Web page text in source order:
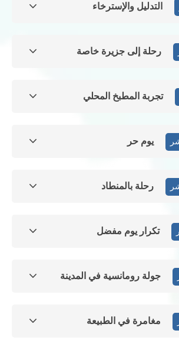
التدليل والإسترخاء
رحلة إلى جزيرة خاصة
تجربة المطبخ المحلي
يوم حر
رحلة بالمنطاد
تكرار يوم مفضل
جولة رومانسية في المدينة
مغامرة في الطبيعة